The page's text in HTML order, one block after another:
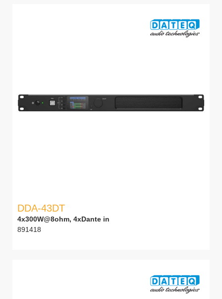
DDA-43DT
4x300W@8ohm, 4xDante in
891418